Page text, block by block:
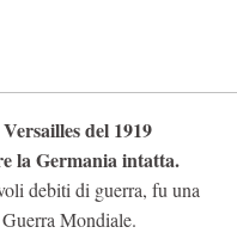
del 1919
la Germania intatta.
debiti di guerra, fu una
Mondiale.